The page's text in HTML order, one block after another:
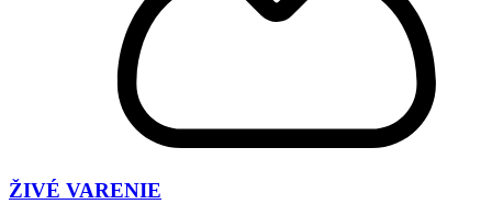
ŽIVÉ VARENIE